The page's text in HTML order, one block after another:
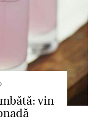
vin